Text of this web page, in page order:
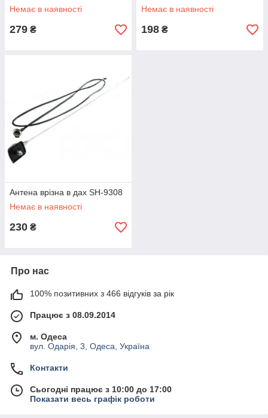
Немає в наявності
279 ₴
Немає в наявності
198 ₴
Антена врізна в дах SH-9308
Немає в наявності
230 ₴
Про нас
100% позитивних з 466 відгуків за рік
Працює з 08.09.2014
м. Одеса
вул. Одарія, 3, Одеса, Україна
Контакти
Сьогодні працює з 10:00 до 17:00
Показати весь графік роботи